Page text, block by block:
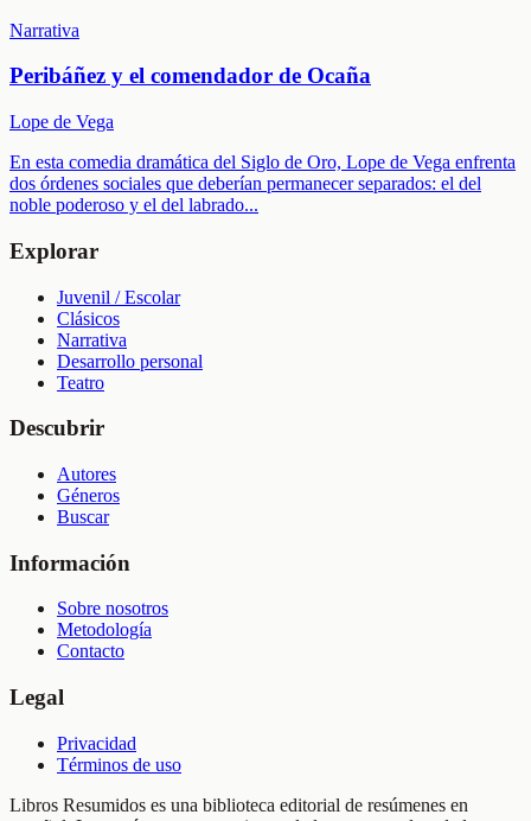
Narrativa
Peribáñez y el comendador de Ocaña
Lope de Vega
En esta comedia dramática del Siglo de Oro, Lope de Vega enfrenta
dos órdenes sociales que deberían permanecer separados: el del
noble poderoso y el del labrado...
Explorar
Juvenil / Escolar
Clásicos
Narrativa
Desarrollo personal
Teatro
Descubrir
Autores
Géneros
Buscar
Información
Sobre nosotros
Metodología
Contacto
Legal
Privacidad
Términos de uso
Libros Resumidos es una biblioteca editorial de resúmenes en